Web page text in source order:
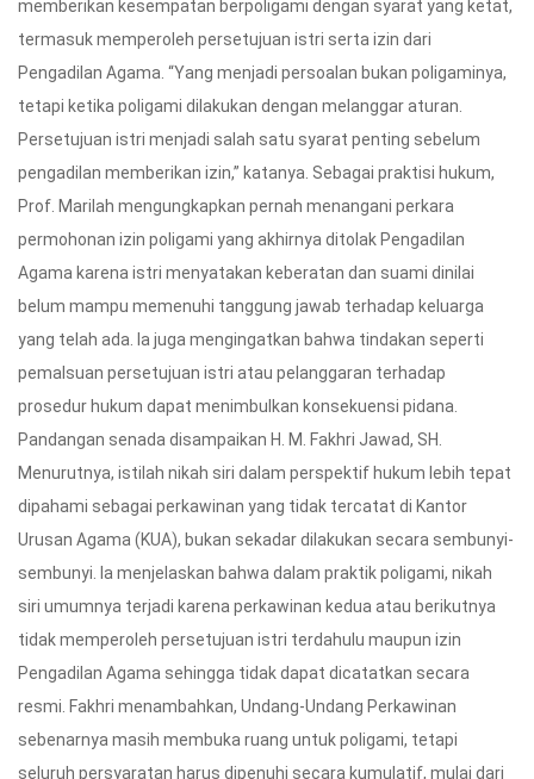
memberikan kesempatan berpoligami dengan syarat yang ketat,
termasuk memperoleh persetujuan istri serta izin dari
Pengadilan Agama. “Yang menjadi persoalan bukan poligaminya,
tetapi ketika poligami dilakukan dengan melanggar aturan.
Persetujuan istri menjadi salah satu syarat penting sebelum
pengadilan memberikan izin,” katanya. Sebagai praktisi hukum,
Prof. Marilah mengungkapkan pernah menangani perkara
permohonan izin poligami yang akhirnya ditolak Pengadilan
Agama karena istri menyatakan keberatan dan suami dinilai
belum mampu memenuhi tanggung jawab terhadap keluarga
yang telah ada. Ia juga mengingatkan bahwa tindakan seperti
pemalsuan persetujuan istri atau pelanggaran terhadap
prosedur hukum dapat menimbulkan konsekuensi pidana.
Pandangan senada disampaikan H. M. Fakhri Jawad, SH.
Menurutnya, istilah nikah siri dalam perspektif hukum lebih tepat
dipahami sebagai perkawinan yang tidak tercatat di Kantor
Urusan Agama (KUA), bukan sekadar dilakukan secara sembunyi-
sembunyi. Ia menjelaskan bahwa dalam praktik poligami, nikah
siri umumnya terjadi karena perkawinan kedua atau berikutnya
tidak memperoleh persetujuan istri terdahulu maupun izin
Pengadilan Agama sehingga tidak dapat dicatatkan secara
resmi. Fakhri menambahkan, Undang-Undang Perkawinan
sebenarnya masih membuka ruang untuk poligami, tetapi
seluruh persyaratan harus dipenuhi secara kumulatif, mulai dari